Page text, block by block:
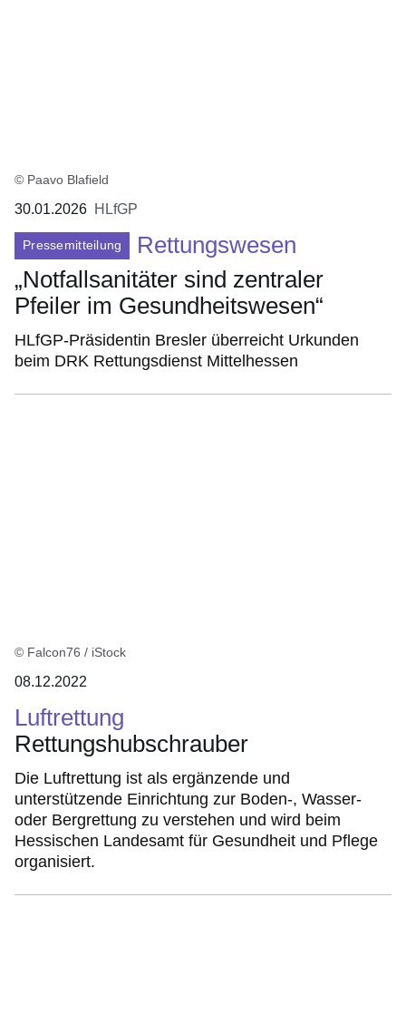
© Paavo Blafield
30.01.2026 HLfGP
Pressemitteilung
Rettungswesen
„Notfallsanitäter sind zentraler
Pfeiler im Gesundheitswesen“
HLfGP-Präsidentin Bresler überreicht Urkunden
beim DRK Rettungsdienst Mittelhessen
© Falcon76 / iStock
08.12.2022
Luftrettung
Rettungshubschrauber
Die Luftrettung ist als ergänzende und
unterstützende Einrichtung zur Boden-, Wasser-
oder Bergrettung zu verstehen und wird beim
Hessischen Landesamt für Gesundheit und Pflege
organisiert.